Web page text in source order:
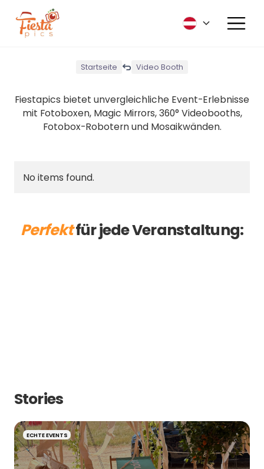
Startseite Video Booth
Fiestapics bietet unvergleichliche Event-Erlebnisse
mit Fotoboxen, Magic Mirrors, 360° Videobooths,
Fotobox-Robotern und Mosaikwänden.
No items found.
Perfektfür jede Veranstaltung:
Stories
ECHTE EVENTS